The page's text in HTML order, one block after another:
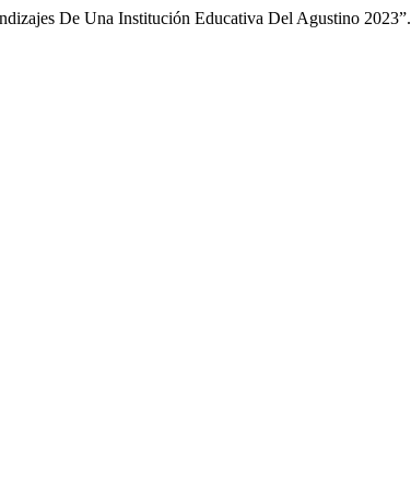
De Una Institución Educativa Del Agustino 2023”.